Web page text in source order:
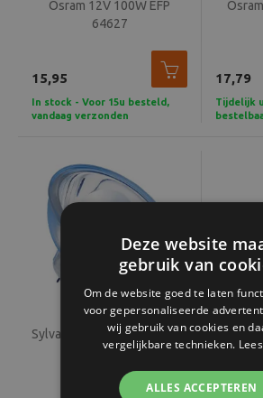
Osram 12V 100W EFP
64627
15,95
In stock - Voor 15u besteld,
vandaag verzonden
17,79
Tijdelijk
Sylvania 12V 75W SPIEGEL -
EFN
Deze website
gebruik van
Om de website goed te laten
voor gepersonaliseerde
wij gebruik van cookies en
vergelijkbare technieken.
ALLES ACCEPTEREN